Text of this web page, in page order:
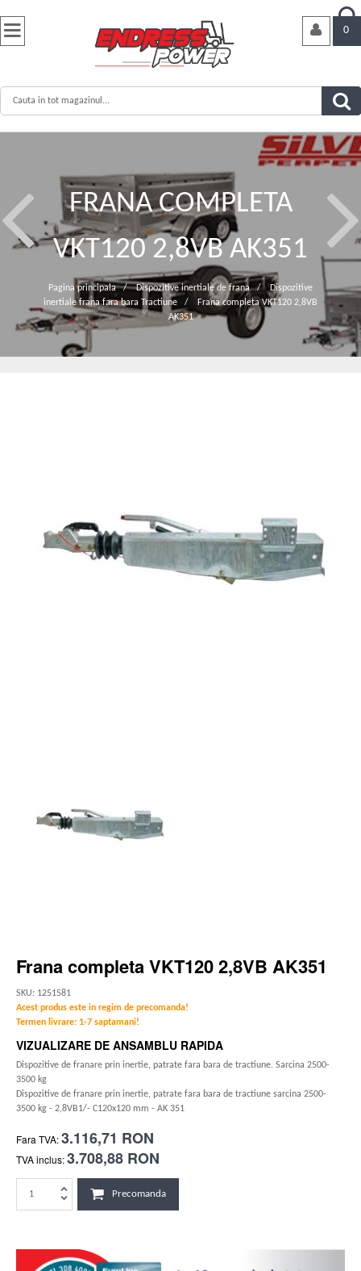

0

FRANA COMPLETA
VKT120 2,8VB AK351
Pagina principala / Dispozitive inertiale de frana /
Dispozitive
inertiale frana fara bara Tractiune
/
Frana completa VKT120 2,8VB
AK351
Frana completa VKT120 2,8VB AK351
SKU: 1251581
Acest produs este in regim de precomanda!
Termen livrare: 1-7 saptamani!
VIZUALIZARE DE ANSAMBLU RAPIDA
Dispozitive de franare prin inertie, patrate fara bara de tractiune. Sarcina 2500-
3500 kg
Dispozitive de franare prin inertie, patrate fara bara de tractiune sarcina 2500-
3500 kg - 2,8VB1/- C120x120 mm - AK 351
Fara TVA:3.116,71 RON
TVA inclus:3.708,88 RON
Precomanda